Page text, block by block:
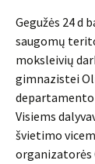
Gegužės 24 d
saugomų
moksleivių
gimnazistei
departamento
Visiems
švietimo
organizatorės